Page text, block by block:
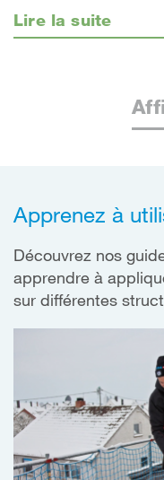
Lire la suite
Apprenez à
Découvrez nos
apprendre à
sur différentes